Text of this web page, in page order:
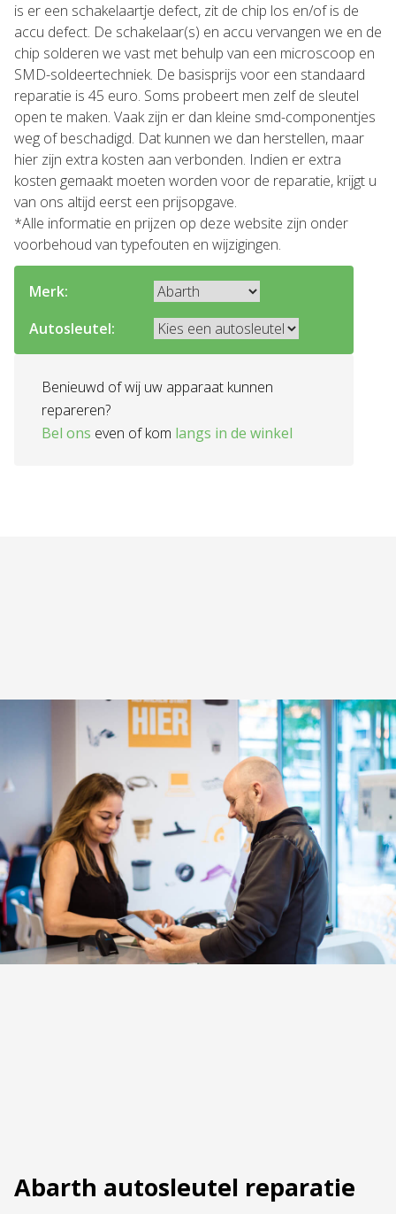
is er een schakelaartje defect, zit de chip los en/of is de
accu defect. De schakelaar(s) en accu vervangen we en de
chip solderen we vast met behulp van een microscoop en
SMD-soldeertechniek. De basisprijs voor een standaard
reparatie is 45 euro. Soms probeert men zelf de sleutel
open te maken. Vaak zijn er dan kleine smd-componentjes
weg of beschadigd. Dat kunnen we dan herstellen, maar
hier zijn extra kosten aan verbonden. Indien er extra
kosten gemaakt moeten worden voor de reparatie, krijgt u
van ons altijd eerst een prijsopgave.
*Alle informatie en prijzen op deze website zijn onder
voorbehoud van typefouten en wijzigingen.
Merk:
Autosleutel:
Benieuwd of wij uw apparaat kunnen
repareren?
Bel ons even of kom langs in de winkel
Abarth autosleutel reparatie